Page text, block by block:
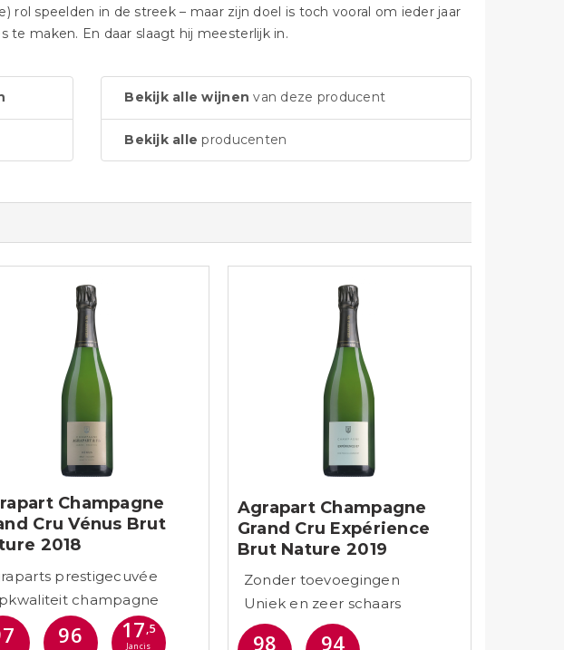
rol speelden in de streek – maar zijn doel is toch vooral om ieder jaar
te maken. En daar slaagt hij meesterlijk in.
Bekijk alle wijnen van deze producent
Bekijk alle producenten
Champagne
Cru Vénus Brut
2018
prestigecuvée
champagne
96 17,5
Jancis
Agrapart Champagne
Grand Cru Expérience
Brut Nature 2019
Zonder toevoegingen
Uniek en zeer schaars
98 94